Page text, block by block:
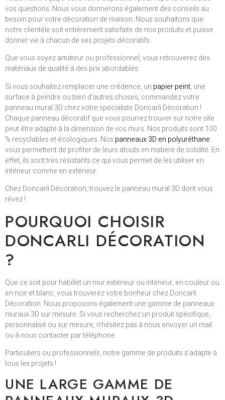
vos questions. Nous vous donnerons également des conseils au
besoin pour votre décoration de maison. Nous souhaitons que
notre clientèle soit entièrement satisfaite de nos produits et puisse
donner vie à chacun de ses projets décoratifs.
Que vous soyez amateur ou professionnel, vous retrouverez des
matériaux de qualité à des prix abordables.
Si vous souhaitez remplacer une crédence, un papier peint, une
surface à peindre ou bien d’autres choses, commandez votre
panneau mural 3D chez votre spécialiste Doncarli Décoration !
Chaque panneau décoratif que vous pourrez trouver sur notre site
peut être adapté à la dimension de vos murs. Nos produits sont 100
% recyclables et écologiques. Nos panneaux 3D en polyuréthane
vous permettent de profiter de leurs atouts en matière de solidité. En
effet, ils sont très résistants ce qui vous permet de les utiliser en
intérieur comme en extérieur.
Chez Doncarli Décoration, trouvez le panneau mural 3D dont vous
rêvez !
POURQUOI CHOISIR
DONCARLI DÉCORATION
?
Que ce soit pour habillet un mur extérieur ou intérieur, en couleur ou
en noir et blanc, vous trouverez votre bonheur chez Doncarli
Décoration. Nous proposons également une gamme de panneaux
muraux 3D sur mesure. Si vous recherchez un produit spécifique,
personnalisé ou sur mesure, n’hésitez pas à nous envoyer un mail
ou à nous contacter par téléphone.
Particuliers ou professionnels, notre gamme de produits s’adapte à
tous les projets !
UNE LARGE GAMME DE